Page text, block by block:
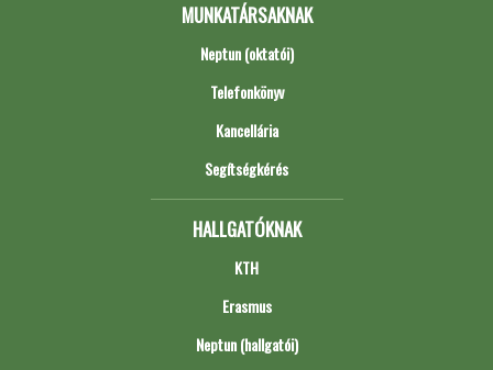
MUNKATÁRSAKNAK
Neptun (oktatói)
Telefonkönyv
Kancellária
Segítségkérés
HALLGATÓKNAK
KTH
Erasmus
Neptun (hallgatói)